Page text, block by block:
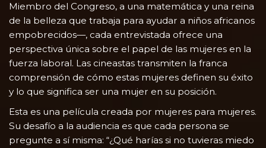
Miembro del Congreso, a una matemática y una reina
de la belleza que trabaja para ayudar a niños africanos
empobrecidos—, cada entrevistada ofrece una
perspectiva única sobre el papel de las mujeres en la
fuerza laboral. Las cineastas transmiten la franca
comprensión de cómo estas mujeres definen su éxito
y lo que significa ser una mujer en su posición.
Esta es una película creada por mujeres para mujeres.
Su desafío a la audiencia es que cada persona se
pregunte a sí misma: “¿Qué harías si no tuvieras miedo